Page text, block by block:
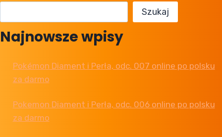
Szukaj
Najnowsze wpisy
Pokémon Diament i Perła, odc. 007 online po polsku
za darmo
Pokemon Diament i Perła, odc. 006 online po polsku
za darmo